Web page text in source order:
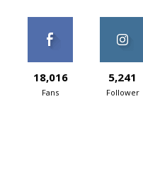
18,016
Fans
5,241
Follower